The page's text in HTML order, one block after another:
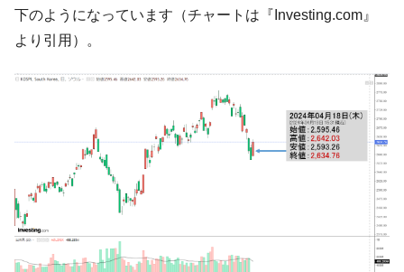
『Money1』
動」
『Money1』
中国だけが鉄鋼輸出を異常増加させる ⇒ 中
『Money1』
韓国製造業「半導体絶好調」のウラで他業
種は全般的「不調」⇒ PSIが示す現況は決して良くない。
『Money1』
【米韓激突案件】韓国消費者院が『クーパ
ン』1人当たり賠償10万ウォンを認定 ⇒ 総額3兆7,000億
『Money1』 韓国で猛暑。南東部では干ばつ
『Money1』
韓国型イージス搭載の次世代駆逐艦
下のようになっています（チャートは『Investing.com』
より引用）。